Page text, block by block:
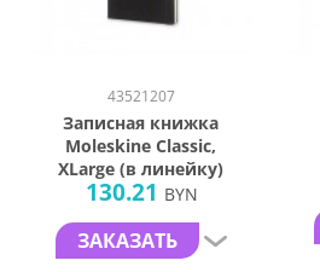
43521207
Записная книжка
Moleskine Classic,
XLarge (в линейку)
130.21 BYN
ЗАКАЗАТЬ